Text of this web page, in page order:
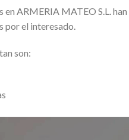
ARMERIA MATEO S.L. han
por el interesado.
son: